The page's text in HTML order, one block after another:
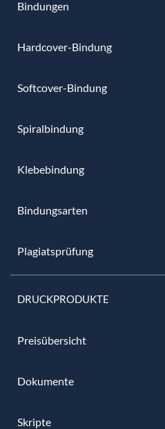
Bindungen
Hardcover-Bindung
Softcover-Bindung
Spiralbindung
Klebebindung
Bindungsarten
Plagiatsprüfung
DRUCKPRODUKTE
Preisübersicht
Dokumente
Skripte